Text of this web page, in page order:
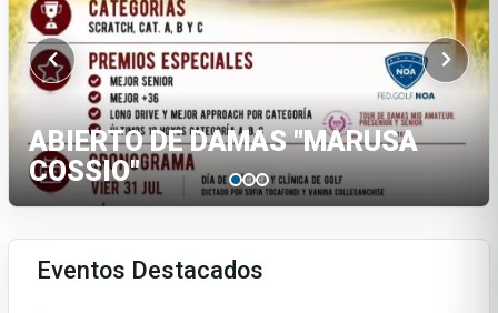
ABIERTO DE DAMAS "MARUSA
COSSIO"
Eventos Destacados